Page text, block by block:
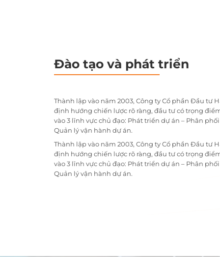
Đào tạo và phát triển
Thành lập vào năm 2003, Công ty Cổ phần Đầu tư
định hướng chiến lược rõ ràng, đầu tư có trọng
vào 3 lĩnh vực chủ đạo: Phát triển dự án – Phân
Quản lý vận hành dự án.
Thành lập vào năm 2003, Công ty Cổ phần Đầu tư
định hướng chiến lược rõ ràng, đầu tư có trọng
vào 3 lĩnh vực chủ đạo: Phát triển dự án – Phân
Quản lý vận hành dự án.